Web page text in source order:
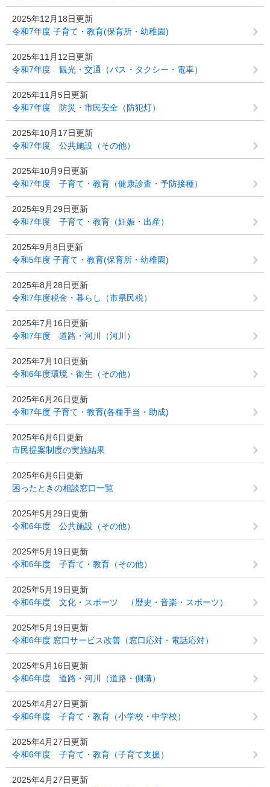
2025年12月18日更新
令和7年度 子育て・教育(保育所・幼稚園)
2025年11月12日更新
令和7年度 観光・交通（バス・タクシー・電車）
2025年11月5日更新
令和7年度 防災・市民安全（防犯灯）
2025年10月17日更新
令和7年度 公共施設（その他）
2025年10月9日更新
令和7年度 子育て・教育（健康診査・予防接種）
2025年9月29日更新
令和7年度 子育て・教育（妊娠・出産）
2025年9月8日更新
令和5年度 子育て・教育(保育所・幼稚園)
2025年8月28日更新
令和7年度税金・暮らし（市県民税）
2025年7月16日更新
令和7年度 道路・河川（河川）
2025年7月10日更新
令和6年度環境・衛生（その他）
2025年6月26日更新
令和7年度 子育て・教育(各種手当・助成)
2025年6月6日更新
市民提案制度の実施結果
2025年6月6日更新
困ったときの相談窓口一覧
2025年5月29日更新
令和6年度 公共施設（その他）
2025年5月19日更新
令和6年度 子育て・教育（その他）
2025年5月19日更新
令和6年度 文化・スポーツ （歴史・音楽・スポーツ）
2025年5月19日更新
令和6年度 窓口サービス改善（窓口応対・電話応対）
2025年5月16日更新
令和6年度 道路・河川（道路・側溝）
2025年4月27日更新
令和6年度 子育て・教育（小学校・中学校）
2025年4月27日更新
令和6年度 子育て・教育（子育て支援）
2025年4月27日更新